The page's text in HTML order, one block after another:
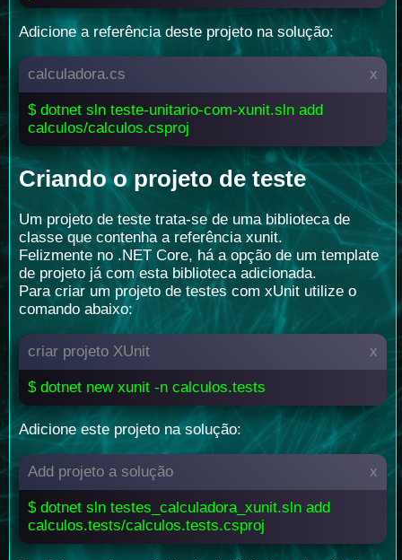
Adicione a referência deste projeto na solução:
calculadora.cs x
$ dotnet sln teste-unitario-com-xunit.sln add
calculos/calculos.csproj
Criando o projeto de teste
Um projeto de teste trata-se de uma biblioteca de
classe que contenha a referência xunit.
Felizmente no .NET Core, há a opção de um template
de projeto já com esta biblioteca adicionada.
Para criar um projeto de testes com xUnit utilize o
comando abaixo:
criar projeto XUnit x
$ dotnet new xunit -n calculos.tests
Adicione este projeto na solução:
Add projeto a solução x
$ dotnet sln testes_calculadora_xunit.sln add
calculos.tests/calculos.tests.csproj